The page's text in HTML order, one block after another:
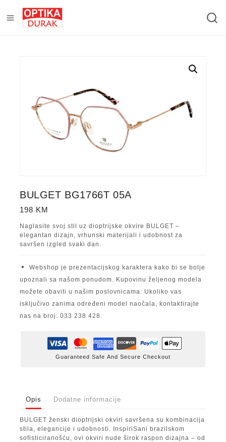
BULGET BG1766T 05A
198 KM
Naglasite svoj stil uz dioptrijske okvire BULGET –
elegantan dizajn, vrhunski materijali i udobnost za
savršen izgled svaki dan.
Webshop je prezentacijskog karaktera kako bi se bolje
upoznali sa našom ponudom. Kupovinu željenog modela
možete obaviti u našim poslovnicama. Ukoliko vas
isključivo zanima određeni model naočala, kontaktirajte
nas na broj: 033 238 428.
Guaranteed Safe And Secure Checkout
Opis Dodatne informacije
BULGET ženski dioptrijski okviri savršena su kombinacija
stila, elegancije i udobnosti. InspiriSani brazilskom
sofisticiranošću, ovi okviri nude širok raspon dizajna – od